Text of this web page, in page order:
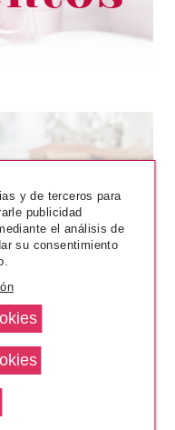
UP
TONER
y de terceros para
publicidad
el análisis de
su consentimiento